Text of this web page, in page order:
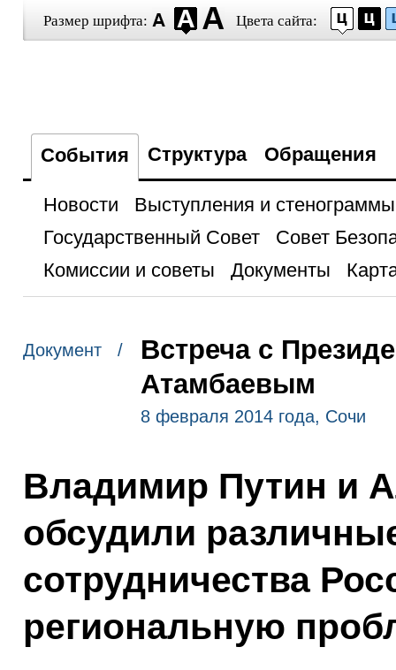
Размер шрифта: Цвета сайта:
События Структура Обращения
Новости
Выступления и стенограммы
Государственный Совет
Совет
Комиссии и советы
Документы
Документ /
Встреча с
Атамбаевым
8 февраля 2014 года, Сочи
Владимир Путин и
обсудили
сотрудничества
региональную